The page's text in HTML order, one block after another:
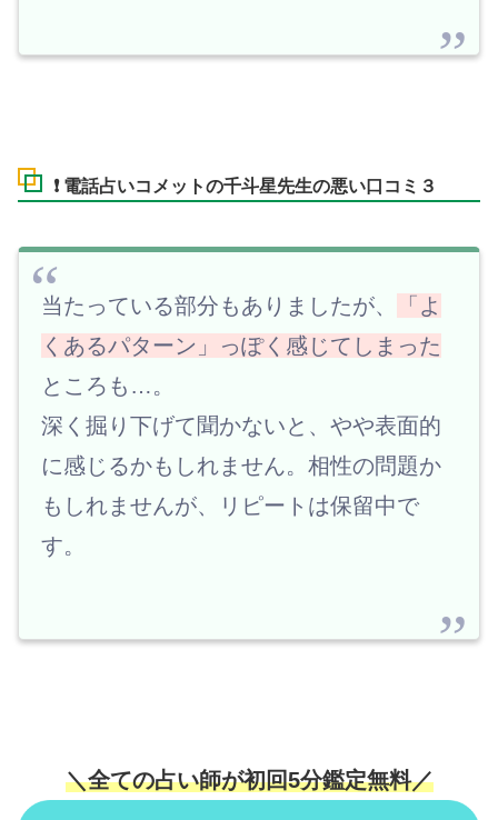
❗ 電話占いコメットの千斗星先生の悪い口コミ３
当たっている部分もありましたが、
「よ
くあるパターン」っぽく感じてしまった
ところも…。
深く掘り下げて聞かないと、やや表面的
に感じるかもしれません。相性の問題か
もしれませんが、リピートは保留中で
す。
＼全ての占い師が初回5分鑑定無料／